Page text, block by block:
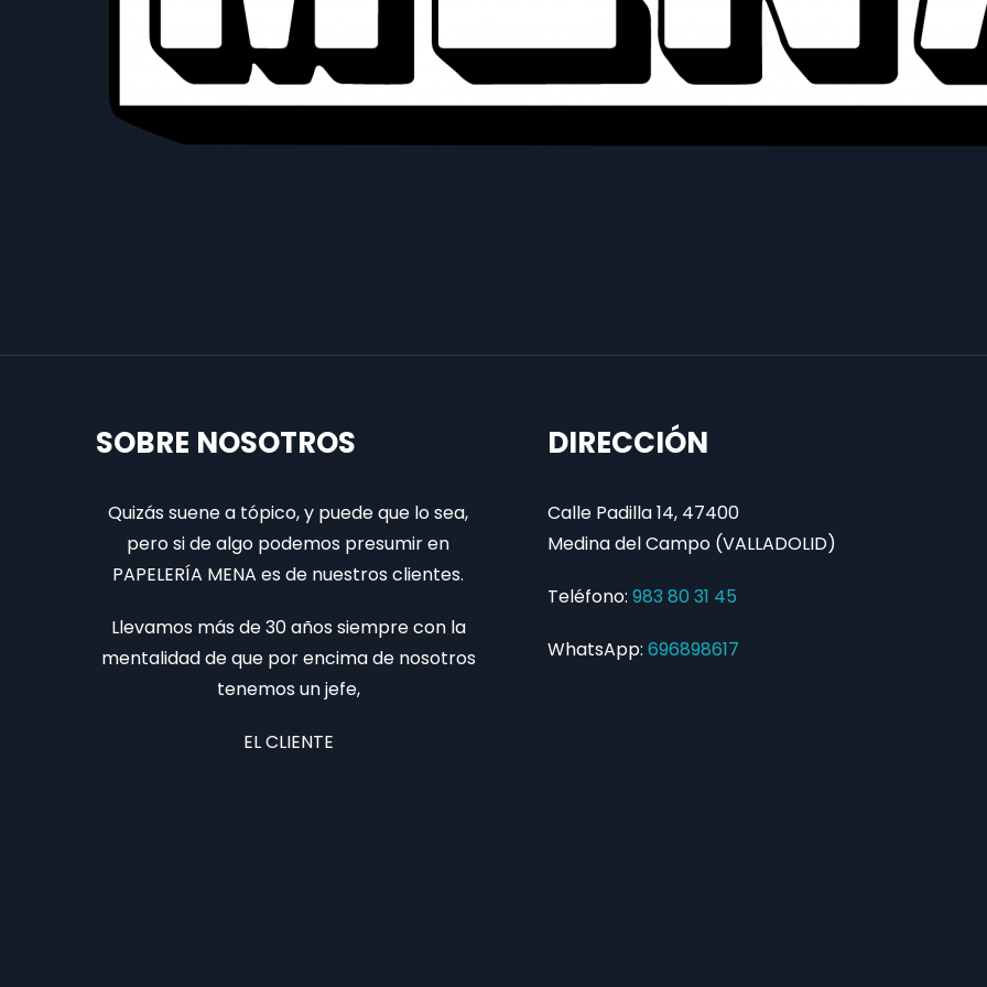
SOBRE NOSOTROS
Quizás suene a tópico, y puede que lo sea,
pero si de algo podemos presumir en
PAPELERÍA MENA es de nuestros clientes.
Llevamos más de 30 años siempre con la
mentalidad de que por encima de nosotros
tenemos un jefe,
EL CLIENTE
DIRECCIÓN
Calle Padilla 14, 47400
Medina del Campo (VALLADOLID)
Teléfono: 983 80 31 45
WhatsApp: 696898617